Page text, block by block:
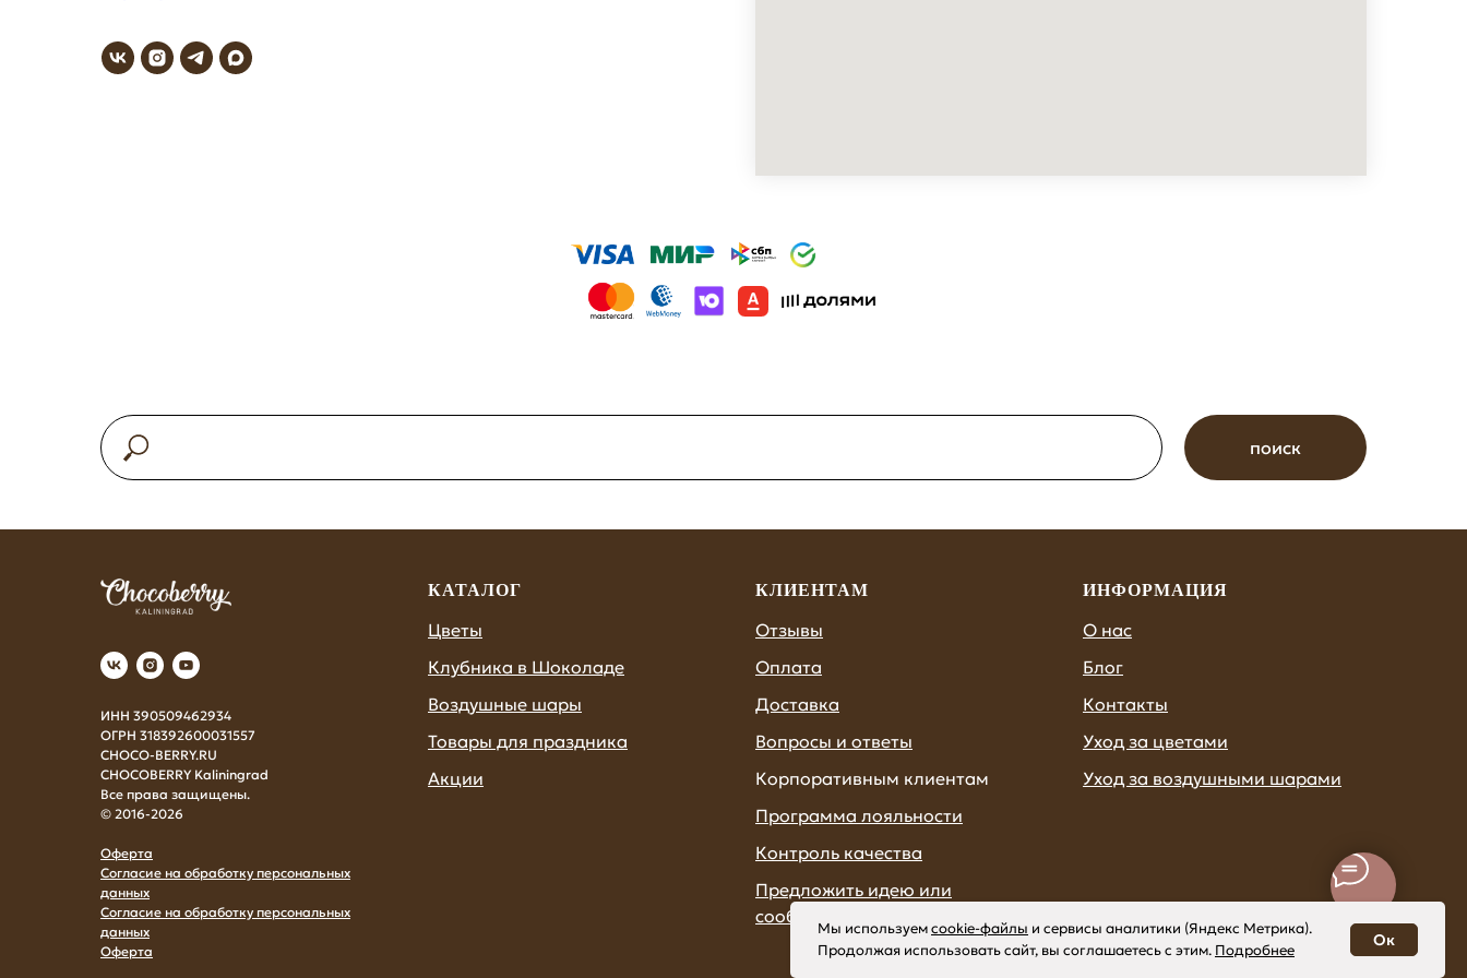
Мы используемcookie-файлы и сервисы аналитики (Яндекс Метрика).
Продолжая использовать сайт, вы соглашаетесь с этим. Подробнее
Ок
поиск
ИНН 390509462934
ОГРН 318392600031557
CHOCO-BERRY.RU
CHOCOBERRY Kaliningrad
Все права защищены.
© 2016-2026
Оферта
Согласие на обработку персональных
данных
Согласие на обработку персональных
данных
Оферта
КАТАЛОГ
Цветы
Клубника в Шоколаде
Воздушные шары
Товары для праздника
Акции
КЛИЕНТАМ
Отзывы
Оплата
Доставка
Вопросы и ответы
Корпоративным клиентам
Программа лояльности
Контроль качества
Предложить идею или
сообщить об ошибке
ИНФОРМАЦИЯ
О нас
Блог
Контакты
Уход за цветами
Уход за воздушными шарами